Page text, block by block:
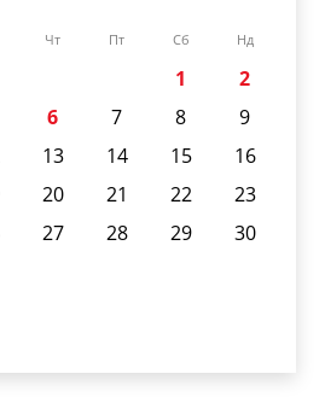
Чт Пт Сб Нд
1
2
6 7 8
9
13 14 15
16
20 21 22
23
27 28 29
30